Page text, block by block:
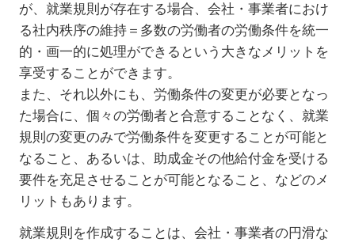
が、就業規則が存在する場合、会社・事業者におけ
る社内秩序の維持＝多数の労働者の労働条件を統一
的・画一的に処理ができるという大きなメリットを
享受することができます。
また、それ以外にも、労働条件の変更が必要となっ
た場合に、個々の労働者と合意することなく、就業
規則の変更のみで労働条件を変更することが可能と
なること、あるいは、助成金その他給付金を受ける
要件を充足させることが可能となること、などのメ
リットもあります。
就業規則を作成することは、会社・事業者の円滑な